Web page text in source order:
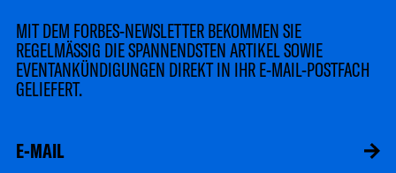
MIT DEM FORBES-NEWSLETTER BEKOMMEN SIE
REGELMÄSSIG DIE SPANNENDSTEN ARTIKEL SOWIE
EVENTANKÜNDIGUNGEN DIREKT IN IHR E-MAIL-POSTFACH
GELIEFERT.